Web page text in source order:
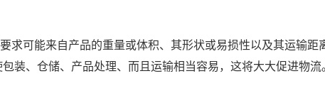
可能来自产品的重量或体积、其形状或易损性以及其运输距
装、仓储、产品处理、而且运输相当容易，这将大大促进物流。